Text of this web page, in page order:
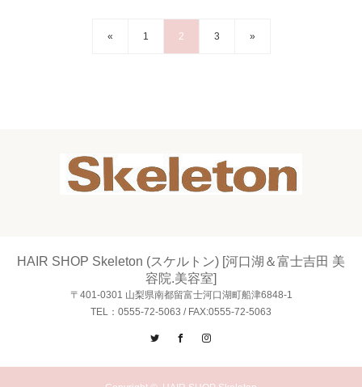
« 1 2 3 »
HAIR SHOP Skeleton (スケルトン) [河口湖＆富士吉田 美
容院.美容室]
〒401-0301 山梨県南都留富士河口湖町船津6848-1
TEL：0555-72-5063 / FAX:0555-72-5063
Twitter
Facebook